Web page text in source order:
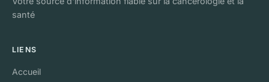
santé
LIENS
Accueil